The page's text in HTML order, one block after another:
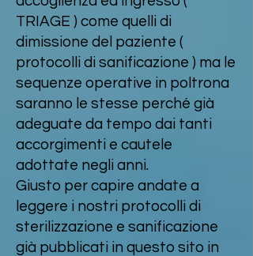
TRIAGE ) come quelli di
dimissione del paziente (
protocolli di sanificazione ) ma le
sequenze operative in poltrona
saranno le stesse perché già
adeguate da tempo dai tanti
accorgimenti e cautele
adottate negli anni.
Giusto per capire andate a
leggere i nostri protocolli di
sterilizzazione e sanificazione
già pubblicati in questo sito in